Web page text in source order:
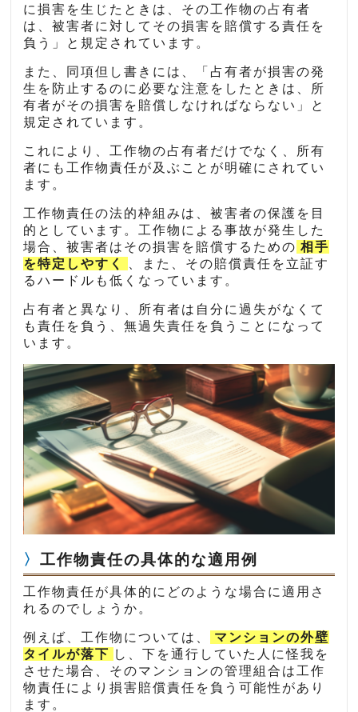
に損害を生じたときは、その工作物の占有者
は、被害者に対してその損害を賠償する責任を
負う」と規定されています。
また、同項但し書きには、「占有者が損害の発
生を防止するのに必要な注意をしたときは、所
有者がその損害を賠償しなければならない」と
規定されています。
これにより、工作物の占有者だけでなく、所有
者にも工作物責任が及ぶことが明確にされてい
ます。
工作物責任の法的枠組みは、被害者の保護を目
的としています。工作物による事故が発生した
場合、被害者はその損害を賠償するための 相手
を特定しやすく
、また、その賠償責任を立証す
るハードルも低くなっています。
占有者と異なり、所有者は自分に過失がなくて
も責任を負う、無過失責任を負うことになって
います。
工作物責任の具体的な適用例
工作物責任が具体的にどのような場合に適用さ
れるのでしょうか。
例えば、工作物については、
マンションの外壁
タイルが落下 し、下を通行していた人に怪我を
させた場合、そのマンションの管理組合は工作
物責任により損害賠償責任を負う可能性があり
ます。